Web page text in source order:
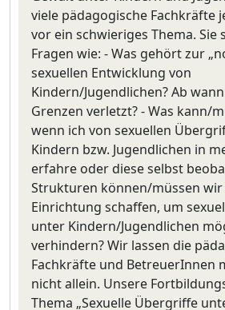
viele pädagogische Fachkräfte
vor ein schwieriges Thema. Sie
Fragen wie: - Was gehört zur
sexuellen Entwicklung von
Kindern/Jugendlichen? Ab
Grenzen verletzt? - Was kann/
wenn ich von sexuellen
Kindern bzw. Jugendlichen in
erfahre oder diese selbst
Strukturen können/müssen
Einrichtung schaffen, um
unter Kindern/Jugendlichen
verhindern? Wir lassen die
Fachkräfte und BetreuerInnen
nicht allein. Unsere
Thema „Sexuelle Übergriffe